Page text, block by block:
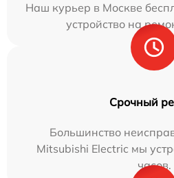
Наш курьер в Москве
устройство на
Срочный
Большинство
Mitsubishi Electric мы
часов.